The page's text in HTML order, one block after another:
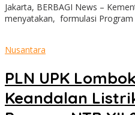
Jakarta, BERBAGI News –
menyatakan, formulasi Program
Nusantara
PLN UPK
Keandalan